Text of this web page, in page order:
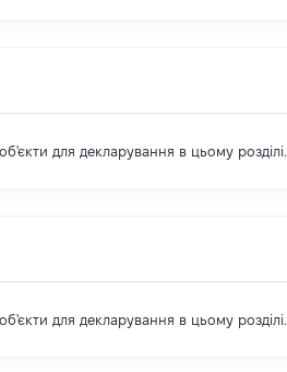
для декларування в цьому розділі.
для декларування в цьому розділі.